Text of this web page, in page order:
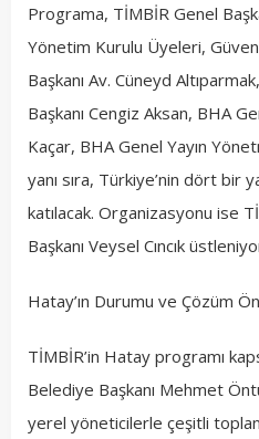
Programa, TİMBİR Genel
Yönetim Kurulu Üyeleri,
Başkanı Av. Cüneyd
Başkanı Cengiz Aksan, BHA
Kaçar, BHA Genel Yayın
yanı sıra, Türkiye’nin dört bir
katılacak. Organizasyonu ise
Başkanı Veysel Cıncık
Hatay’ın Durumu ve Çözüm
TİMBİR’in Hatay programı
Belediye Başkanı Mehmet
yerel yöneticilerle çeşitli